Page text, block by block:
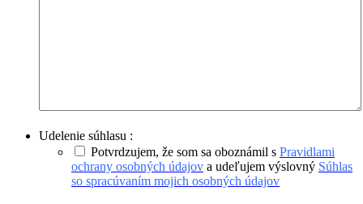
Udelenie súhlasu :
Potvrdzujem, že som sa oboznámil s Pravidlami
ochrany osobných údajov a udeľujem výslovný Súhlas
so spracúvaním mojich osobných údajov